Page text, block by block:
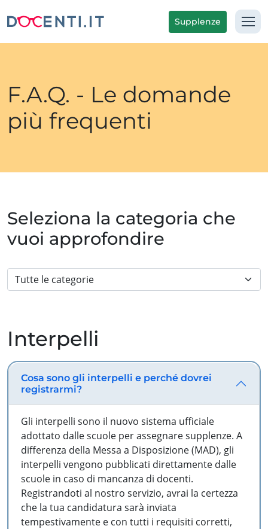
Supplenze
F.A.Q. - Le domande
più frequenti
Seleziona la categoria che
vuoi approfondire
Interpelli
Cosa sono gli interpelli e perché dovrei
registrarmi?
Gli interpelli sono il nuovo sistema ufficiale
adottato dalle scuole per assegnare supplenze. A
differenza della Messa a Disposizione (MAD), gli
interpelli vengono pubblicati direttamente dalle
scuole in caso di mancanza di docenti.
Registrandoti al nostro servizio, avrai la certezza
che la tua candidatura sarà inviata
tempestivamente e con tutti i requisiti corretti,